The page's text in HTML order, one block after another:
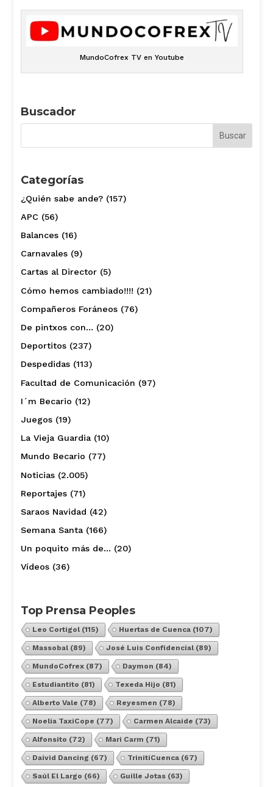
MundoCofrex TV en Youtube
Buscador
Categorías
¿Quién sabe ande?(157)
APC(56)
Balances(16)
Carnavales(9)
Cartas al Director(5)
Cómo hemos cambiado!!!! (21)
Compañeros Foráneos(76)
De pintxos con… (20)
Deportitos(237)
Despedidas(113)
Facultad de Comunicación (97)
I´m Becario (12)
Juegos(19)
La Vieja Guardia(10)
Mundo Becario (77)
Noticias(2.005)
Reportajes(71)
Saraos Navidad (42)
Semana Santa(166)
Un poquito más de… (20)
Vídeos(36)
Top Prensa Peoples
Leo Cortigol(115) Huertas de Cuenca(107)
Massobal(89) José Luis Confidencial(89)
MundoCofrex(87) Daymon (84)
Estudiantito (81) Texeda Hijo (81)
Alberto Vale (78) Reyesmen (78)
Noelia TaxiCope (77) Carmen Alcaide (73)
Alfonsito (72) Mari Carm (71)
Daivid Dancing (67) TrinitiCuenca(67)
Saúl El Largo (66) Guille Jotas(63)